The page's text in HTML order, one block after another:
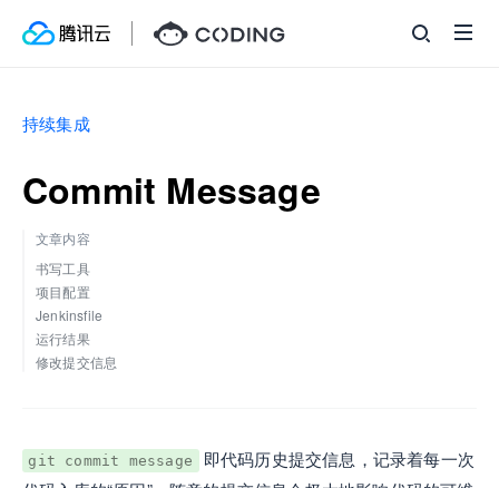
持续集成
Commit Message
文章内容
书写工具
项目配置
Jenkinsfile
运行结果
修改提交信息
git commit message
即代码历史提交信息，记录着每一次